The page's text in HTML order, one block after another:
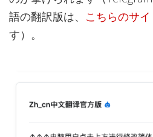
語の翻訳版は、 こちらのサイ
す）。